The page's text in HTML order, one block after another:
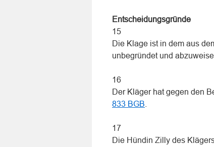
Entscheidungsgründe
15
Die Klage ist in dem aus
unbegründet und
16
Der Kläger hat gegen den
833 BGB
17
Die Hündin Zilly des